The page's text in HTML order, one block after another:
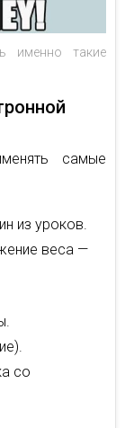
именно такие
самые
из уроков.
веса —
со